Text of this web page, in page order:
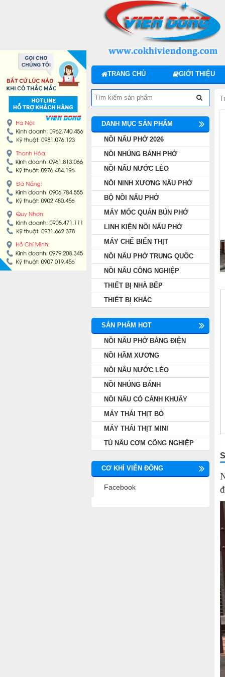
TRANG CHỦ GIỚI THIỆU
DANH MỤC SẢN PHẨM
NỒI NẤU PHỞ 2026
NỒI NHÚNG BÁNH PHỞ
NỒI NẤU NƯỚC LÈO
NỒI NINH XƯƠNG NẤU PHỞ
BỘ NỒI NẤU PHỞ
MÁY MÓC QUÁN BÚN PHỞ
LINH KIỆN NỒI NẤU PHỞ
MÁY CHẾ BIẾN THỊT
NỒI NẤU PHỞ TRUNG QUỐC
NỒI NẤU CÔNG NGHIỆP
THIẾT BỊ NHÀ BẾP
THIẾT BỊ KHÁC
SẢN PHẨM HOT
NỒI NẤU PHỞ BẰNG ĐIỆN
NỒI HẦM XƯƠNG
NỒI NẤU NƯỚC LÈO
NỒI NHÚNG BÁNH
NỒI NẤU CÓ CÁNH KHUẤY
MÁY THÁI THỊT BÒ
MÁY THÁI THỊT MINI
TỦ NẤU CƠM CÔNG NGHIỆP
CƠ KHÍ VIỄN ĐÔNG
Facebook
NỒI NHÚNG BÁNH PHỞ
NỒI NẤU NƯỚC LÈO
NỒI NINH XƯƠNG NẤU PHỞ
BỘ NỒI NẤU PHỞ
MÁY MÓC QUÁN BÚN PHỞ
LINH KIỆN NỒI NẤU PHỞ
MÁY CHẾ BIẾN THỊT
NỒI NẤU PHỞ TRUNG QUỐC
NỒI NẤU CÔNG NGHIỆP